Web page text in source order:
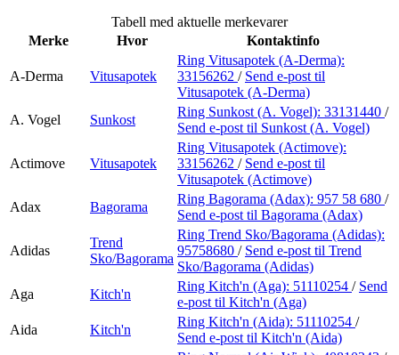
Åpningstider
Praktisk informasjon
Ledige stillinger
Finn frem
Min Shopping-app
Tabell med aktuelle merkevarer
Merke
Hvor Kontaktinfo
A-Derma Vitusapotek
Ring Vitusapotek (A-Derma):
33156262 / Send e-post til
Vitusapotek (A-Derma)
A. Vogel
Sunkost
Ring Sunkost (A. Vogel): 33131440 /
Send e-post til Sunkost (A. Vogel)
Actimove Vitusapotek
Ring Vitusapotek (Actimove):
33156262 / Send e-post til
Vitusapotek (Actimove)
Adax
Bagorama
Ring Bagorama (Adax): 957 58 680 /
Send e-post til Bagorama (Adax)
Adidas
Trend
Sko/Bagorama
Ring Trend Sko/Bagorama (Adidas):
95758680 / Send e-post til Trend
Sko/Bagorama (Adidas)
Aga
Kitch'n
Ring Kitch'n (Aga): 51110254 / Send
e-post til Kitch'n (Aga)
Aida
Kitch'n
Ring Kitch'n (Aida): 51110254 /
Send e-post til Kitch'n (Aida)